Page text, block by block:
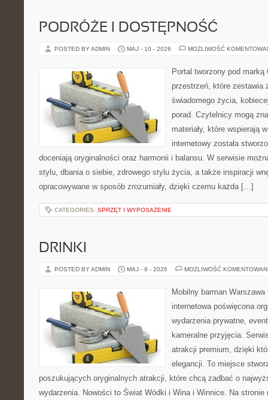
PODRÓŻE I DOSTĘPNOŚĆ
POSTED BY ADMIN MAJ - 10 - 2026 MOŻLIWOŚĆ
Portal tworzony pod
przestrzeń, które zestawia
świadomego życia,
porad. Czytelnicy mogą
materiały, które wspierają
internetowy została
doceniają oryginalności oraz harmonii i balansu. W serwisie
stylu, dbania o siebie, zdrowego stylu życia, a także inspiracji
opracowywane w sposób zrozumiały, dzięki czemu każda […]
CATEGORIES: SPRZĘT I WYPOSAŻENIE
DRINKI
POSTED BY ADMIN MAJ - 9 - 2026 MOŻLIWOŚĆ
Mobilny barman
internetowa poświęcona
wydarzenia prywatne,
kameralne przyjęcia.
atrakcji premium, dzięki
elegancji. To miejsce
poszukujących oryginalnych atrakcji, które chcą zadbać o
wydarzenia. Nowości to Świat Wódki i Wina i Winnice. Na